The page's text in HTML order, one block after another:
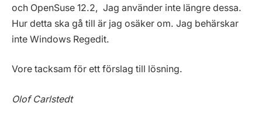
och OpenSuse 12.2, Jag använder inte längre dessa.
Hur detta ska gå till är jag osäker om. Jag behärskar
inte Windows Regedit.
Vore tacksam för ett förslag till lösning.
Olof Carlstedt